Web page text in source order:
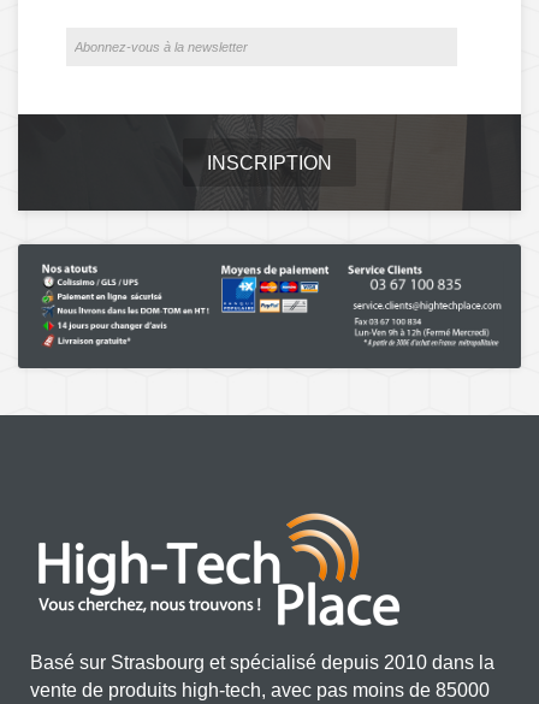
INSCRIPTION
Basé sur Strasbourg et spécialisé depuis 2010 dans la
vente de produits high-tech, avec pas moins de 85000